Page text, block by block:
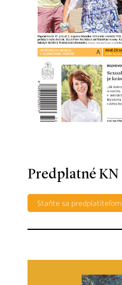
Predplatné KN
Staňte sa predplatiteľom